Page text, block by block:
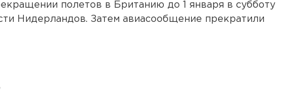
полетов в Британию до 1 января в субботу
Нидерландов. Затем авиасообщение прекратили